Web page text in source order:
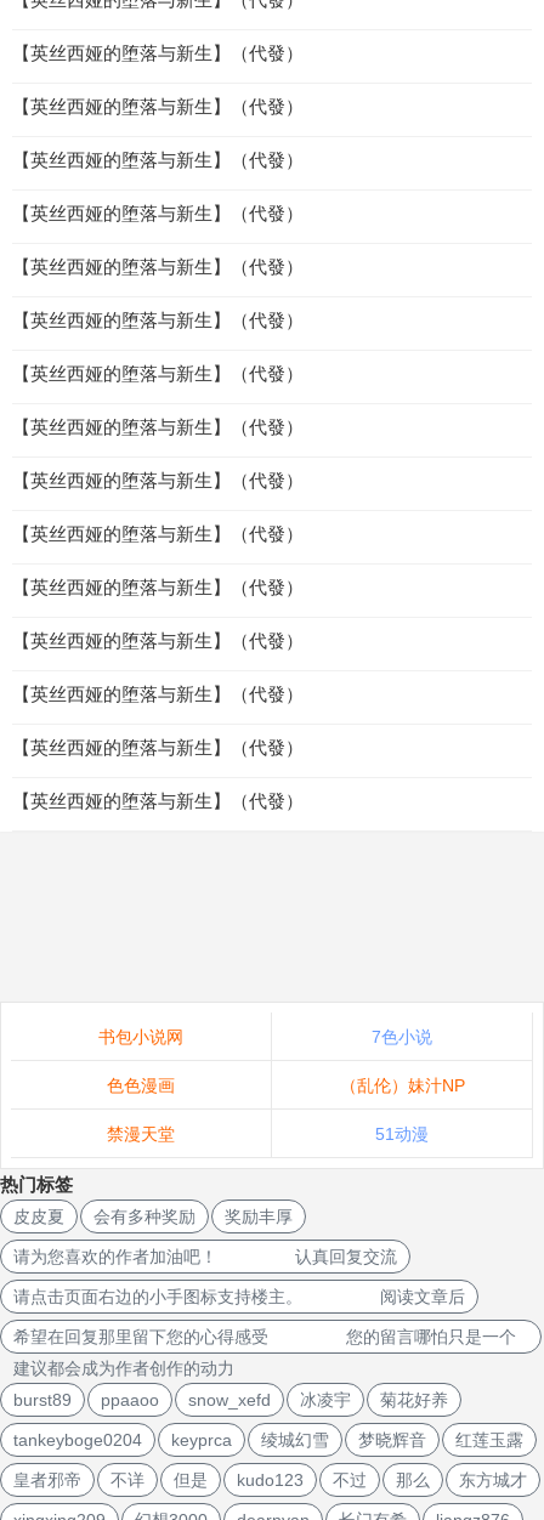
【英丝西娅的堕落与新生】（代發）
【英丝西娅的堕落与新生】（代發）
【英丝西娅的堕落与新生】（代發）
【英丝西娅的堕落与新生】（代發）
【英丝西娅的堕落与新生】（代發）
【英丝西娅的堕落与新生】（代發）
【英丝西娅的堕落与新生】（代發）
【英丝西娅的堕落与新生】（代發）
【英丝西娅的堕落与新生】（代發）
【英丝西娅的堕落与新生】（代發）
【英丝西娅的堕落与新生】（代發）
【英丝西娅的堕落与新生】（代發）
【英丝西娅的堕落与新生】（代發）
【英丝西娅的堕落与新生】（代發）
【英丝西娅的堕落与新生】（代發）
书包小说网 7色小说
色色漫画 （乱伦）妹汁NP
禁漫天堂 51动漫
热门标签
皮皮夏 会有多种奖励 奖励丰厚
请为您喜欢的作者加油吧！ 认真回复交流
请点击页面右边的小手图标支持楼主。 阅读文章后
希望在回复那里留下您的心得感受 您的留言哪怕只是一个
建议都会成为作者创作的动力
burst89
ppaaoo snow_xefd 冰凌宇 菊花好养
tankeyboge0204 keyprca 绫城幻雪 梦晓辉音 红莲玉露
皇者邪帝 不详 但是 kudo123 不过 那么 东方城才